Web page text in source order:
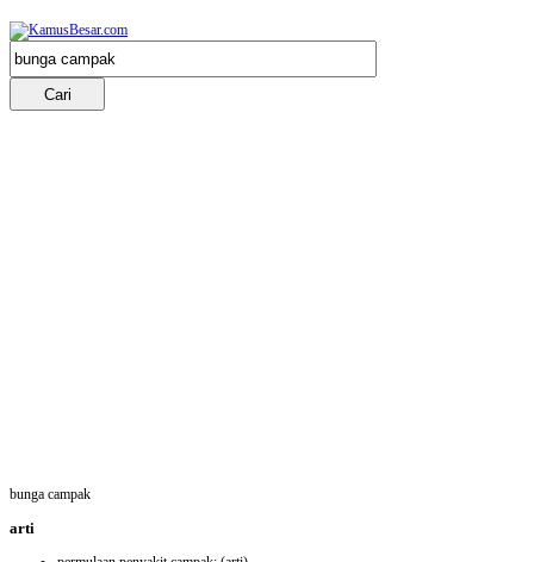
bunga campak
arti